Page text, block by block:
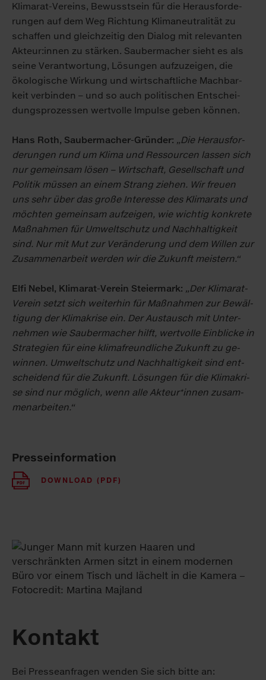
Kli­ma­rat-Ver­eins, Be­wusst­sein für die Her­aus­for­de­
run­gen auf dem Weg Rich­tung Kli­ma­neu­tra­li­tät zu
schaf­fen und gleich­zei­tig den Dia­log mit re­le­van­ten
Ak­teur:in­nen zu stär­ken. Sau­ber­ma­cher sieht es als
sei­ne Ver­ant­wor­tung, Lö­sun­gen auf­zu­zei­gen, die
öko­lo­gi­sche Wir­kung und wirt­schaft­li­che Mach­bar­
keit ver­bin­den – und so auch po­li­ti­schen Ent­schei­
dungs­pro­zes­sen wert­vol­le Im­pul­se ge­ben kön­nen.
Hans Roth, Sau­ber­ma­cher-Grün­der: „Die Her­aus­for­
de­run­gen rund um Kli­ma und Res­sour­cen las­sen sich
nur ge­mein­sam lö­sen – Wirt­schaft, Ge­sell­schaft und
Po­li­tik müs­sen an ei­nem Strang zie­hen. Wir freu­en
uns sehr über das gro­ße In­ter­es­se des Kli­ma­rats und
möch­ten ge­mein­sam auf­zei­gen, wie wich­tig kon­kre­te
Maß­nah­men für Um­welt­schutz und Nach­hal­tig­keit
sind. Nur mit Mut zur Ver­än­de­rung und dem Wil­len zur
Zu­sam­men­ar­beit wer­den wir die Zu­kunft meis­tern.“
El­fi Ne­bel, Kli­ma­rat-Ver­ein Stei­er­mark: „Der Kli­ma­rat-
Ver­ein setzt sich wei­ter­hin für Maß­nah­men zur Be­wäl­
ti­gung der Kli­ma­kri­se ein. Der Aus­tausch mit Un­ter­
neh­men wie Sau­ber­ma­cher hilft, wert­vol­le Ein­bli­cke in
Stra­te­gi­en für ei­ne kli­ma­freund­li­che Zu­kunft zu ge­
win­nen. Um­welt­schutz und Nach­hal­tig­keit sind ent­
schei­dend für die Zu­kunft. Lö­sun­gen für die Kli­ma­kri­
se sind nur mög­lich, wenn al­le Ak­teur*in­nen zu­sam­
men­ar­bei­ten.“
Presseinformation
DOWNLOAD (PDF)
Kontakt
Bei Presseanfragen wenden Sie sich bitte an: